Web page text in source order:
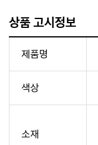
상품 고시정보
제품명
색상
소재